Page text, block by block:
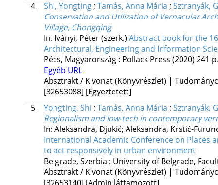
4.
Shi, Yongting; Tamás, Anna Mária ; Sztranyák,
Conservation and Utilization of Vernacular
Village, Chongqing
In: Iványi, Péter (szerk.) Abstract book for the
Architectural, Engineering and Information
Pécs, Magyarország : Pollack Press (2020) 241 p.
Egyéb URL
Absztrakt / Kivonat (Könyvrészlet) |
[32653088] [Egyeztetett]
5.
Yongting, Shi ; Tamás, Anna Mária ; Sztranyák,
Regionalism and low-tech in contemporary
In: Aleksandra, Djukić; Aleksandra, Krstić-
International Academic Conference on Places
to act responsively in urban environment
Belgrade, Szerbia : University of Belgrade,
Absztrakt / Kivonat (Könyvrészlet) |
[32653140] [Admin láttamozott]